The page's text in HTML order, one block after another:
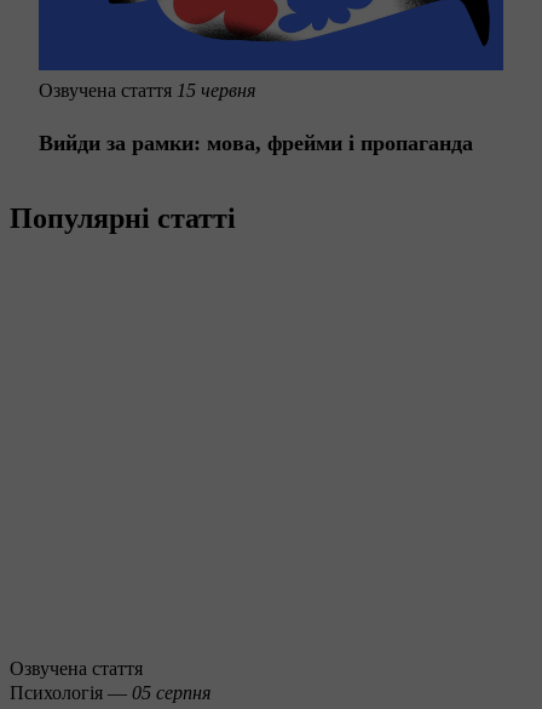
Озвучена стаття 15 червня
Вийди за рамки: мова, фрейми і пропаганда
Популярні статті
Озвучена стаття
Психологія — 05 серпня